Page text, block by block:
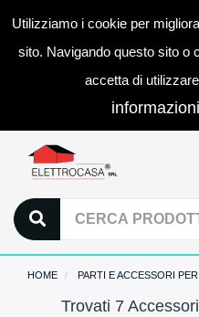
Utilizziamo i cookie per
sito. Navigando questo sito o
accetta di
informazioni
HOME PARTI E ACCESSORI
Trovati 7